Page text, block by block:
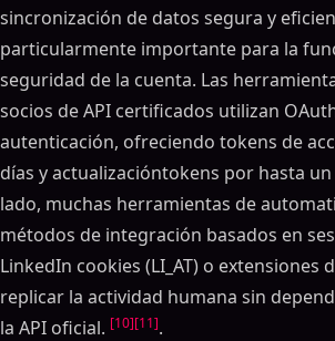
sincronización de datos segura y
particularmente importante para la
seguridad de la cuenta. Las
socios de API certificados utilizan
autenticación, ofreciendo tokens de
días y actualizacióntokens por hasta
lado, muchas herramientas de
métodos de integración basados en
LinkedIn cookies (LI_AT) o extensiones
replicar la actividad humana sin
la API oficial. [10][11].